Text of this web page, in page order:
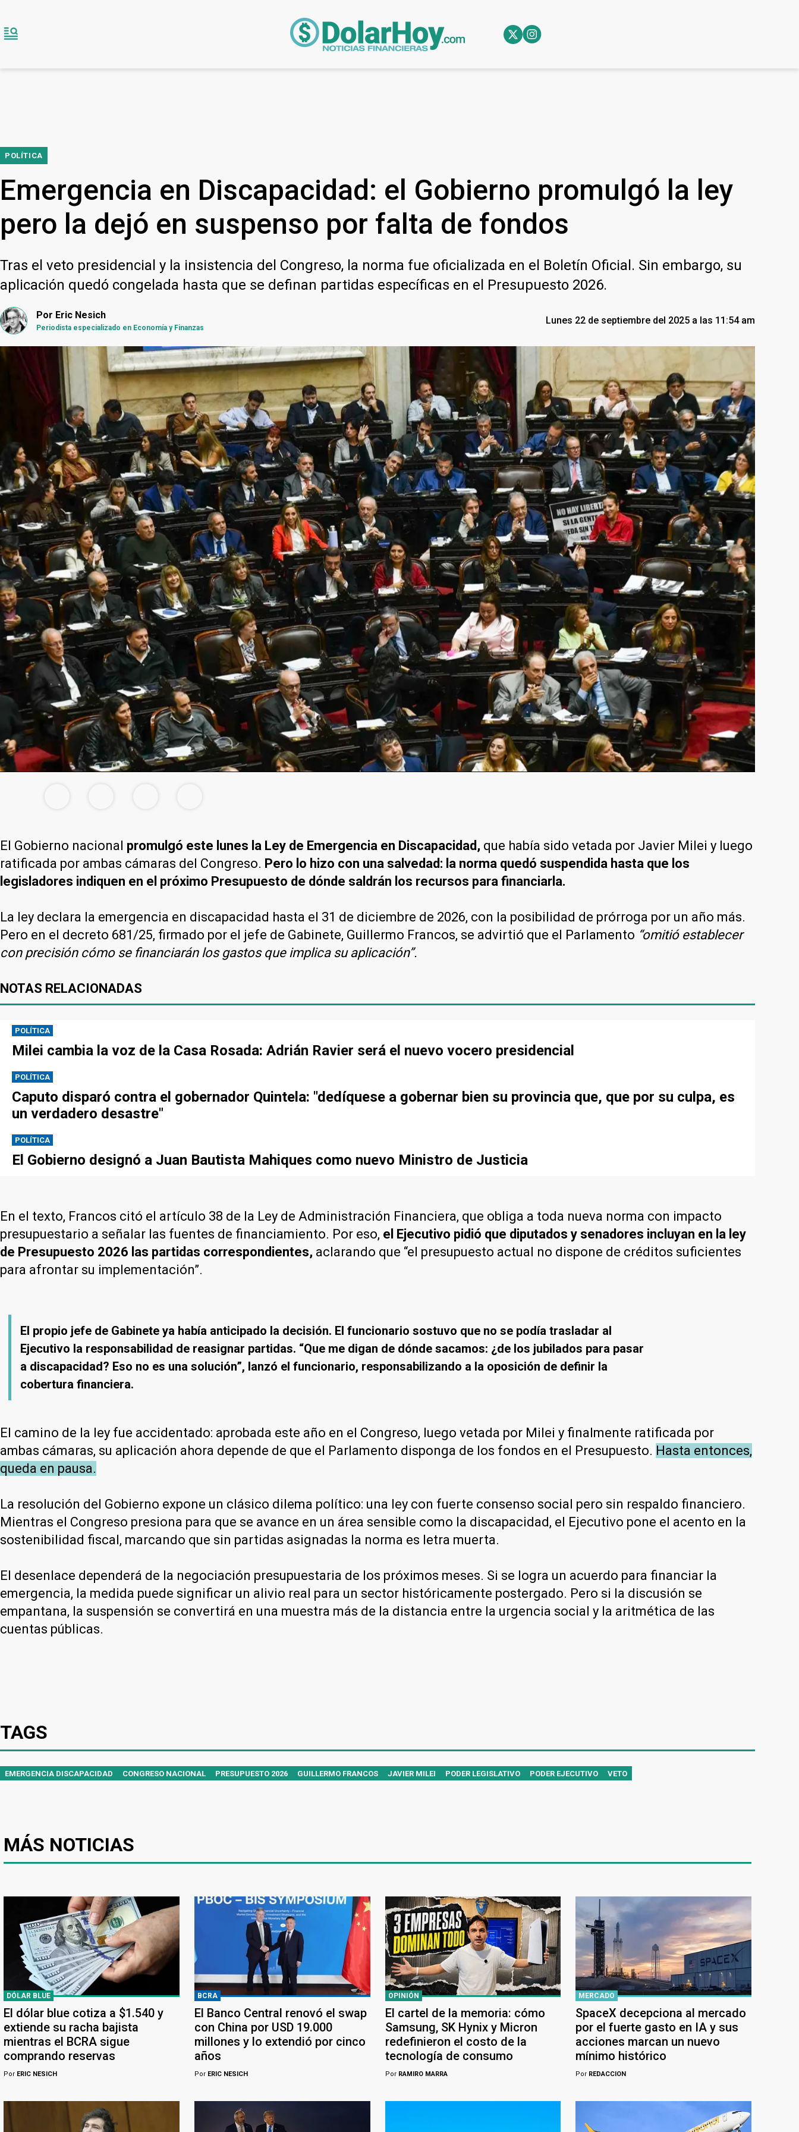
POLÍTICA
Emergencia en Discapacidad: el Gobierno promulgó la ley
pero la dejó en suspenso por falta de fondos
Tras el veto presidencial y la insistencia del Congreso, la norma fue oficializada en el Boletín Oficial. Sin embargo, su
aplicación quedó congelada hasta que se definan partidas específicas en el Presupuesto 2026.
Por Eric Nesich
Periodista especializado en Economía y Finanzas
Lunes 22 de septiembre del 2025 a las 11:54 am
El Gobierno nacional promulgó este lunes la Ley de Emergencia en Discapacidad, que había sido vetada por Javier Milei y luego
ratificada por ambas cámaras del Congreso. Pero lo hizo con una salvedad: la norma quedó suspendida hasta que los
legisladores indiquen en el próximo Presupuesto de dónde saldrán los recursos para financiarla.
La ley declara la emergencia en discapacidad hasta el 31 de diciembre de 2026, con la posibilidad de prórroga por un año más.
Pero en el decreto 681/25, firmado por el jefe de Gabinete, Guillermo Francos, se advirtió que el Parlamento “omitió establecer
con precisión cómo se financiarán los gastos que implica su aplicación”.
NOTAS RELACIONADAS
POLÍTICA
Milei cambia la voz de la Casa Rosada: Adrián Ravier será el nuevo vocero presidencial
POLÍTICA
Caputo disparó contra el gobernador Quintela: "dedíquese a gobernar bien su provincia que, que por su culpa, es
un verdadero desastre"
POLÍTICA
El Gobierno designó a Juan Bautista Mahiques como nuevo Ministro de Justicia
En el texto, Francos citó el artículo 38 de la Ley de Administración Financiera, que obliga a toda nueva norma con impacto
presupuestario a señalar las fuentes de financiamiento. Por eso, el Ejecutivo pidió que diputados y senadores incluyan en la ley
de Presupuesto 2026 las partidas correspondientes, aclarando que “el presupuesto actual no dispone de créditos suficientes
para afrontar su implementación”.
El propio jefe de Gabinete ya había anticipado la decisión. El funcionario sostuvo que no se podía trasladar al
Ejecutivo la responsabilidad de reasignar partidas. “Que me digan de dónde sacamos: ¿de los jubilados para pasar
a discapacidad? Eso no es una solución”, lanzó el funcionario, responsabilizando a la oposición de definir la
cobertura financiera.
El camino de la ley fue accidentado: aprobada este año en el Congreso, luego vetada por Milei y finalmente ratificada por
ambas cámaras, su aplicación ahora depende de que el Parlamento disponga de los fondos en el Presupuesto. Hasta entonces,
queda en pausa.
La resolución del Gobierno expone un clásico dilema político: una ley con fuerte consenso social pero sin respaldo financiero.
Mientras el Congreso presiona para que se avance en un área sensible como la discapacidad, el Ejecutivo pone el acento en la
sostenibilidad fiscal, marcando que sin partidas asignadas la norma es letra muerta.
El desenlace dependerá de la negociación presupuestaria de los próximos meses. Si se logra un acuerdo para financiar la
emergencia, la medida puede significar un alivio real para un sector históricamente postergado. Pero si la discusión se
empantana, la suspensión se convertirá en una muestra más de la distancia entre la urgencia social y la aritmética de las
cuentas públicas.
TAGS
EMERGENCIA DISCAPACIDAD CONGRESO NACIONAL PRESUPUESTO 2026 GUILLERMO FRANCOS JAVIER MILEI PODER LEGISLATIVO PODER EJECUTIVO VETO
MÁS NOTICIAS
DÓLAR BLUE
El dólar blue cotiza a $1.540 y
extiende su racha bajista
mientras el BCRA sigue
comprando reservas
Por ERIC NESICH
BCRA
El Banco Central renovó el swap
con China por USD 19.000
millones y lo extendió por cinco
años
PorERIC NESICH
OPINIÓN
El cartel de la memoria: cómo
Samsung, SK Hynix y Micron
redefinieron el costo de la
tecnología de consumo
PorRAMIRO MARRA
MERCADO
SpaceX decepciona al mercado
por el fuerte gasto en IA y sus
acciones marcan un nuevo
mínimo histórico
Por REDACCION